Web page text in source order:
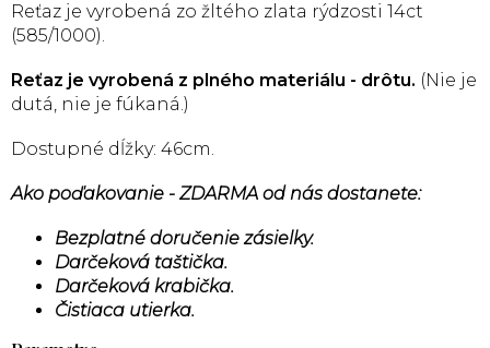
Reťaz je vyrobená zo žltého zlata rýdzosti 14ct
(585/1000).
Reťaz je vyrobená z plného materiálu - drôtu. (Nie je
dutá, nie je fúkaná.)
Dostupné dĺžky: 46cm.
Ako poďakovanie - ZDARMA od nás dostanete:
Bezplatné doručenie zásielky.
Darčeková taštička.
Darčeková krabička.
Čistiaca utierka.